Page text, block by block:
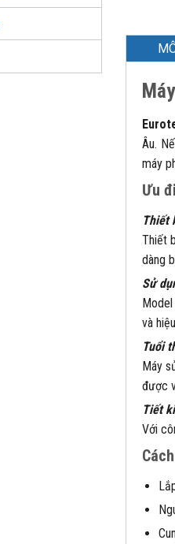
Âu.
máy
Ưu
Thiết
Thiết
dàng
Sử
và
Tuổi
Máy
được
Tiết
Với